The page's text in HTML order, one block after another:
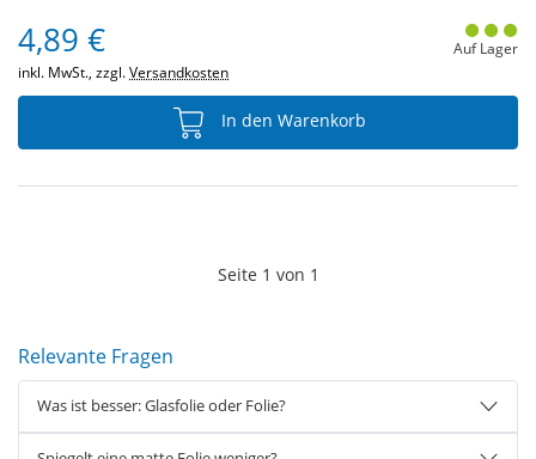
4,89 €
inkl. MwSt., zzgl.Versandkosten
Auf Lager
In den Warenkorb
Seite 1 von 1
Relevante Fragen
Was ist besser: Glasfolie oder Folie?